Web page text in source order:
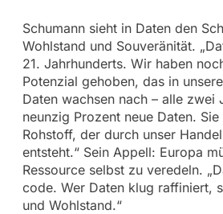
Schumann sieht in Daten den
Wohlstand und Souveränität.
21. Jahrhunderts. Wir haben
Potenzial gehoben, das in
Daten wachsen nach – alle zwei
neunzig Prozent neue Daten.
Rohstoff, der durch unser
entsteht.“ Sein Appell: Europa
Ressource selbst zu veredeln.
code. Wer Daten klug raffiniert,
und Wohlstand.“